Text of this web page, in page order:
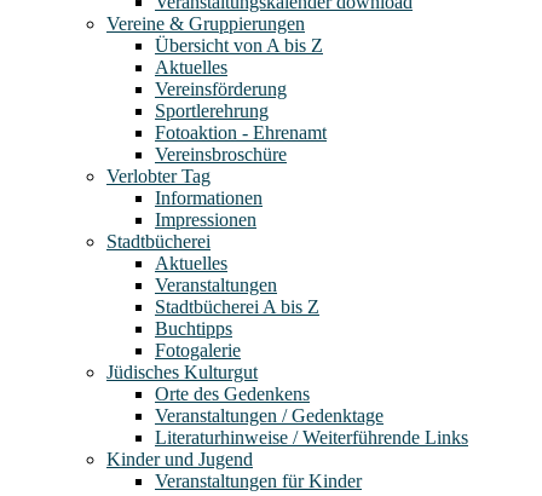
Vereine & Gruppierungen
Übersicht von A bis Z
Aktuelles
Vereinsförderung
Sportlerehrung
Fotoaktion - Ehrenamt
Vereinsbroschüre
Verlobter Tag
Informationen
Impressionen
Stadtbücherei
Aktuelles
Veranstaltungen
Stadtbücherei A bis Z
Buchtipps
Fotogalerie
Jüdisches Kulturgut
Orte des Gedenkens
Veranstaltungen / Gedenktage
Literaturhinweise / Weiterführende Links
Kinder und Jugend
Veranstaltungen für Kinder